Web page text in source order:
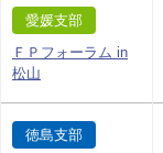
愛媛支部
ＦＰフォーラム in
松山
徳島支部